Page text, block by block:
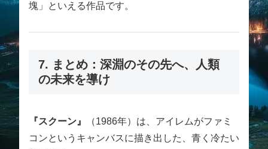
塊」といえる作品です。
7. まとめ：深淵のその先へ、人類
の未来を導け
『スクーン』
（1986年）は、アイレムがファミ
コンというキャンバスに描き出した、青く冷たい